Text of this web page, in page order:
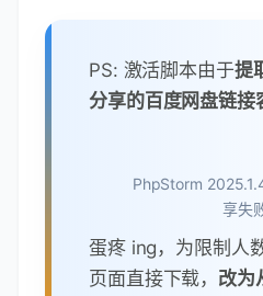
PS: 激活脚本由于提
分享的百度网盘链接
PhpStorm
享失
蛋疼 ing，为限制人
页面直接下载， 改为